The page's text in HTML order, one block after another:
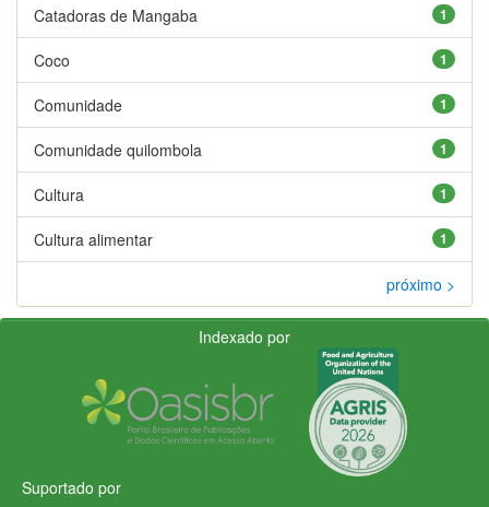
1
Catadoras de Mangaba
1
Coco
1
Comunidade
1
Comunidade quilombola
1
Cultura
1
Cultura alimentar
próximo >
Indexado por
Suportado por